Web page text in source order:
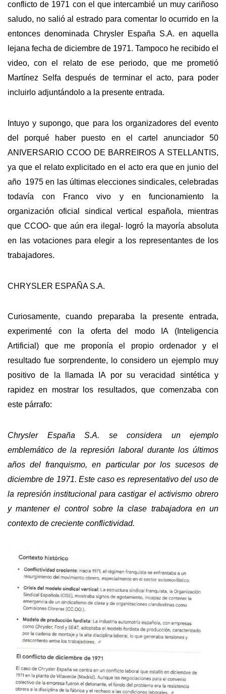
conflicto de 1971 con el que intercambié un muy cariñoso
saludo, no salió al estrado para comentar lo ocurrido en la
entonces denominada Chrysler España S.A. en aquella
lejana fecha de diciembre de 1971. Tampoco he recibido el
video, con el relato de ese periodo, que me prometió
Martínez Selfa después de terminar el acto, para poder
incluirlo adjuntándolo a la presente entrada.
Intuyo y supongo, que para los organizadores del evento
del porqué haber puesto en el cartel anunciador 50
ANIVERSARIO CCOO DE BARREIROS A STELLANTIS,
ya que el relato explicitado en el acto era que en junio del
año 1975 en las últimas elecciones sindicales, celebradas
todavía con Franco vivo y en funcionamiento la
organización oficial sindical vertical española, mientras
que CCOO- que aún era ilegal- logró la mayoría absoluta
en las votaciones para elegir a los representantes de los
trabajadores.
CHRYSLER ESPAÑA S.A.
Curiosamente, cuando preparaba la presente entrada,
experimenté con la oferta del modo IA (Inteligencia
Artificial) que me proponía el propio ordenador y el
resultado fue sorprendente, lo considero un ejemplo muy
positivo de la llamada IA por su veracidad sintética y
rapidez en mostrar los resultados, que comenzaba con
este párrafo:
Chrysler España
S.A. se considera un ejemplo
emblemático de la represión laboral durante los últimos
años del franquismo, en particular por los sucesos de
diciembre de 1971. Este caso es representativo del uso de
la represión institucional para castigar el activismo obrero
y mantener el control sobre la clase trabajadora en un
contexto de creciente conflictividad.